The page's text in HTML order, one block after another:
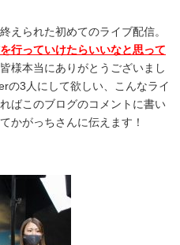
えられた初めてのライブ配信。
行っていけたらいいなと思って
様本当にありがとうございまし
の3人にして欲しい、こんなライ
ばこのブログのコメントに書い
かがっちさんに伝えます！